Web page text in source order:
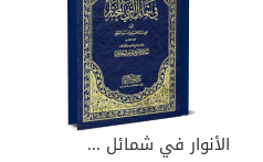
الأنوار في شمائل ...